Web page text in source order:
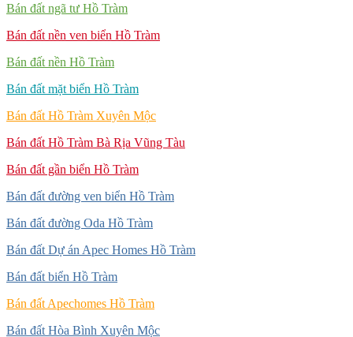
Bán đất ngã tư Hồ Tràm
Bán đất nền ven biển Hồ Tràm
Bán đất nền Hồ Tràm
Bán đất mặt biển Hồ Tràm
Bán đất Hồ Tràm Xuyên Mộc
Bán đất Hồ Tràm Bà Rịa Vũng Tàu
Bán đất gần biển Hồ Tràm
Bán đất đường ven biển Hồ Tràm
Bán đất đường Oda Hồ Tràm
Bán đất Dự án Apec Homes Hồ Tràm
Bán đất biển Hồ Tràm
Bán đất Apechomes Hồ Tràm
Bán đất Hòa Bình Xuyên Mộc